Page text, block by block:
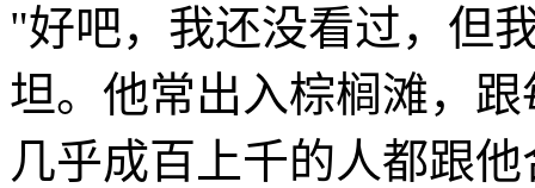
"好吧，我还没看过，但
坦。他常出入棕榈滩，
几乎成百上千的人都跟